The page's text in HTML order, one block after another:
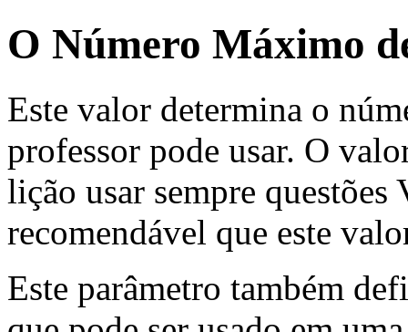
O Número Máximo
Este valor determina o
professor pode usar. O
lição usar sempre
recomendável que este
Este parâmetro também